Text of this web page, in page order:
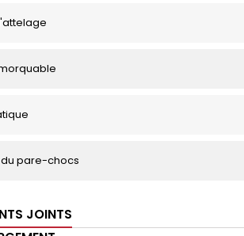
pare-chocs
JOINTS